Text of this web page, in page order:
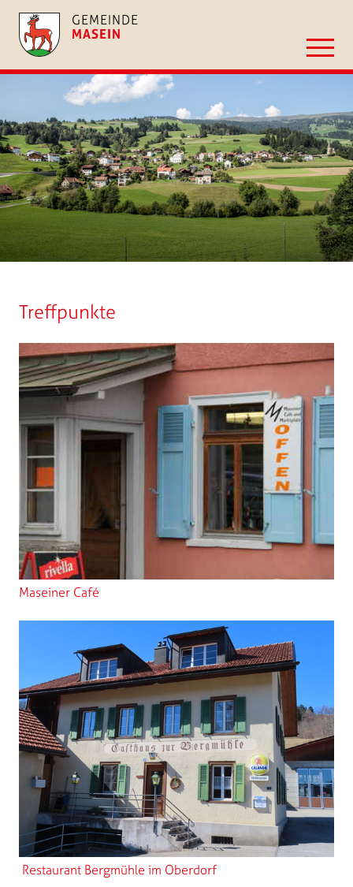
GEMEINDE
MASEIN
Treffpunkte
Maseiner Café
Restaurant Bergmühle im Oberdorf